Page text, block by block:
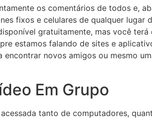
os comentários de todos e,
fixos e celulares de qualquer
gratuitamente, mas você
estamos falando de sites e
encontrar novos amigos ou mesmo
Em Grupo
tanto de computadores,